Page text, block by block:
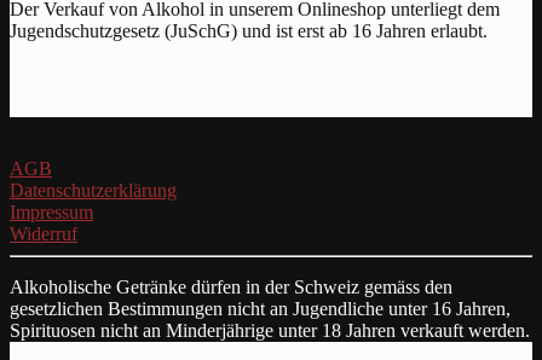
Der Verkauf von Alkohol in unserem Onlineshop unterliegt dem
Jugendschutzgesetz (JuSchG) und ist erst ab 16 Jahren erlaubt.
AGB
Datenschutzerklärung
Impressum
Widerruf
Alkoholische Getränke dürfen in der Schweiz gemäss den
gesetzlichen Bestimmungen nicht an Jugendliche unter 16 Jahren,
Spirituosen nicht an Minderjährige unter 18 Jahren verkauft werden.